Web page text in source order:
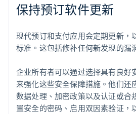
保持预订软件更新
现代预订和支付应用会定期更新，
标准。这包括修补任何新发现的漏
企业所有者可以通过选择具有良好
来强化这些安全保障措施。他们还
数据处理、加密政策以及认证或合
置安全的密码、启用双因素验证，